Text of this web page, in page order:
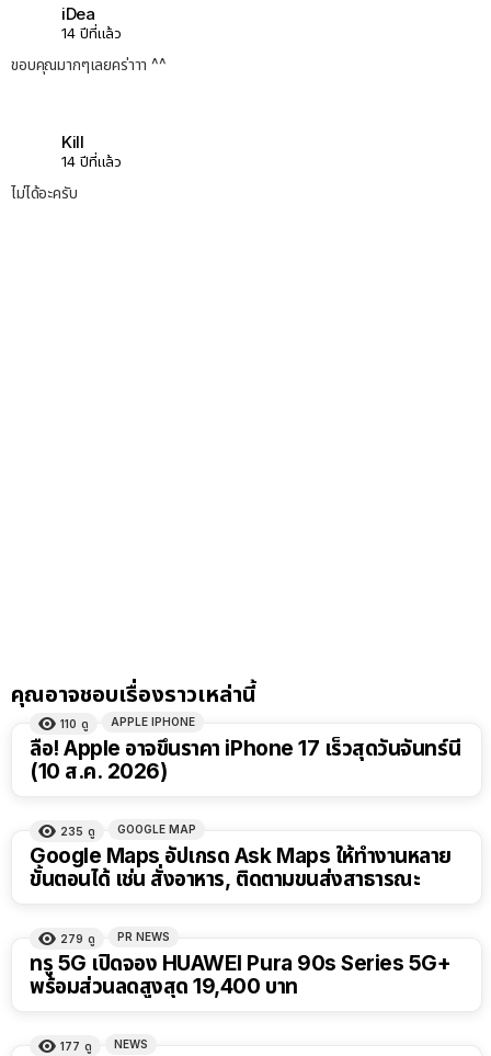
iDea
14 ปีที่แล้ว
ขอบคุณมากๆเลยคร่าาา ^^
Kill
14 ปีที่แล้ว
ไม่ได้อะครับ
คุณอาจชอบเรื่องราวเหล่านี้
110 ดู APPLE IPHONE
ลือ! Apple อาจขึ้นราคา iPhone 17 เร็วสุดวันจันทร์นี้
(10 ส.ค. 2026)
235 ดู GOOGLE MAP
Google Maps อัปเกรด Ask Maps ให้ทำงานหลาย
ขั้นตอนได้ เช่น สั่งอาหาร, ติดตามขนส่งสาธารณะ
279 ดู PR NEWS
ทรู 5G เปิดจอง HUAWEI Pura 90s Series 5G+
พร้อมส่วนลดสูงสุด 19,400 บาท
177 ดู NEWS